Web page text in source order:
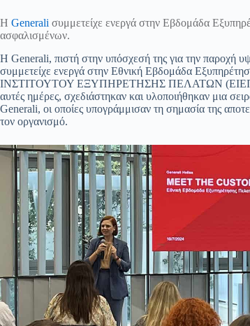
Η Generali συμμετείχε ενεργά στην Εβδομάδα
ασφαλισμένων.
Η Generali, πιστή στην υπόσχεσή της για την παροχή
συμμετείχε ενεργά στην Εθνική Εβδομάδα
ΙΝΣΤΙΤΟΥΤΟΥ ΕΞΥΠΗΡΕΤΗΣΗΣ ΠΕΛΑΤΩΝ (ΕΙΕΠ)
αυτές ημέρες, σχεδιάστηκαν και υλοποιήθηκαν μια
Generali, οι οποίες υπογράμμισαν τη σημασία της
τον οργανισμό.